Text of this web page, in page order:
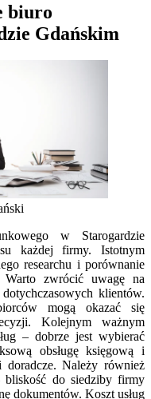
biuro
Gdańskim
w Starogardzie
każdej firmy. Istotnym
researchu i porównanie
zwrócić uwagę na
klientów.
mogą okazać się
Kolejnym ważnym
– dobrze jest wybierać
obsługę księgową i
doradcze. Należy również
do siedziby firmy
dokumentów. Koszt usług